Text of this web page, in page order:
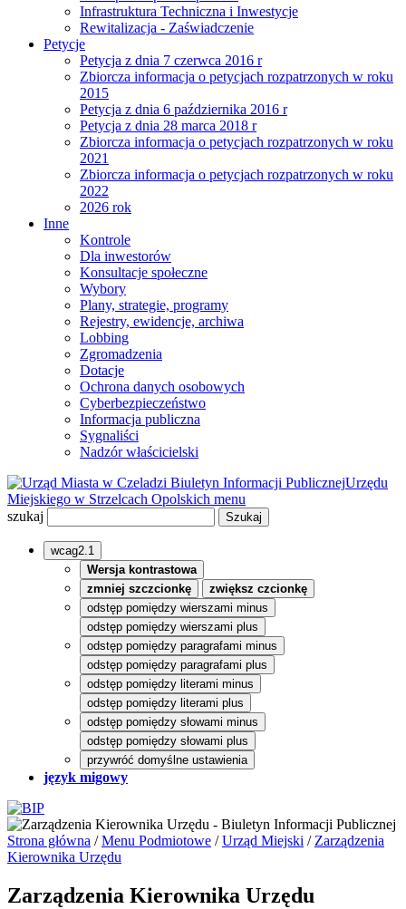
Infrastruktura Techniczna i Inwestycje
Rewitalizacja - Zaświadczenie
Petycje
Petycja z dnia 7 czerwca 2016 r
Zbiorcza informacja o petycjach rozpatrzonych w roku
2015
Petycja z dnia 6 października 2016 r
Petycja z dnia 28 marca 2018 r
Zbiorcza informacja o petycjach rozpatrzonych w roku
2021
Zbiorcza informacja o petycjach rozpatrzonych w roku
2022
2026 rok
Inne
Kontrole
Dla inwestorów
Konsultacje społeczne
Wybory
Plany, strategie, programy
Rejestry, ewidencje, archiwa
Lobbing
Zgromadzenia
Dotacje
Ochrona danych osobowych
Cyberbezpieczeństwo
Informacja publiczna
Sygnaliści
Nadzór właścicielski
Biuletyn Informacji PublicznejUrzędu
Miejskiego w Strzelcach Opolskich menu
szukaj
wcag2.1
Wersja kontrastowa
zmniej szczcionkę
zwiększ czcionkę
odstęp pomiędzy wierszami minus
odstęp pomiędzy wierszami plus
odstęp pomiędzy paragrafami minus
odstęp pomiędzy paragrafami plus
odstęp pomiędzy literami minus
odstęp pomiędzy literami plus
odstęp pomiędzy słowami minus
odstęp pomiędzy słowami plus
przywróć domyślne ustawienia
język migowy
Strona główna /Menu Podmiotowe /Urząd Miejski / Zarządzenia
Kierownika Urzędu
Zarządzenia Kierownika Urzędu